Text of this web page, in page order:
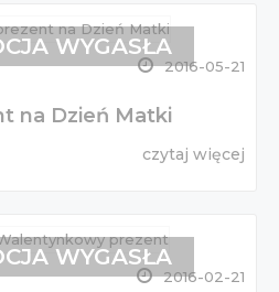
2016-05-21
na Dzień Matki
czytaj więcej
WYGASŁA
2016-02-21
WYGASŁA